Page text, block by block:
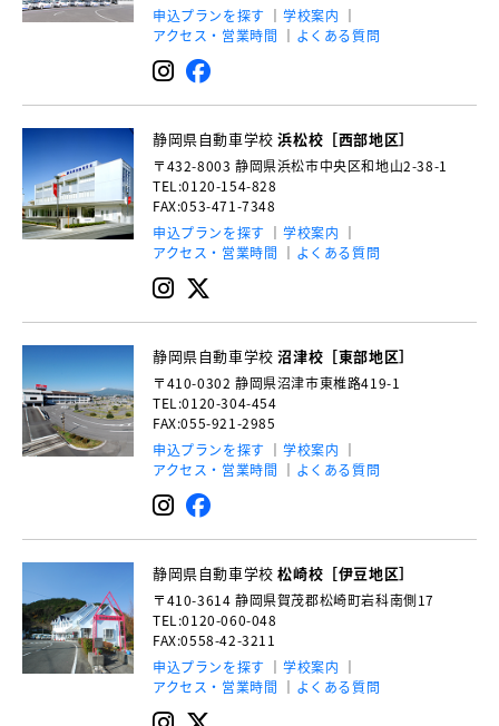
申込プランを探す
学校案内
アクセス・営業時間
よくある質問
静岡県自動車学校浜松校［西部地区］
〒432-8003 静岡県浜松市中央区和地山2-38-1
TEL:0120-154-828
FAX:053-471-7348
申込プランを探す
学校案内
アクセス・営業時間
よくある質問
静岡県自動車学校沼津校［東部地区］
〒410-0302 静岡県沼津市東椎路419-1
TEL:0120-304-454
FAX:055-921-2985
申込プランを探す
学校案内
アクセス・営業時間
よくある質問
静岡県自動車学校松崎校［伊豆地区］
〒410-3614 静岡県賀茂郡松崎町岩科南側17
TEL:0120-060-048
FAX:0558-42-3211
申込プランを探す
学校案内
アクセス・営業時間
よくある質問